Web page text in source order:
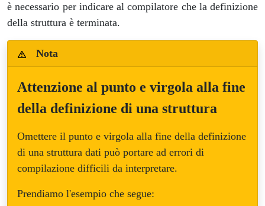
è necessario per indicare al compilatore che la definizione
della struttura è terminata.
Nota
Attenzione al punto e virgola alla fine
della definizione di una struttura
Omettere il punto e virgola alla fine della definizione
di una struttura dati può portare ad errori di
compilazione difficili da interpretare.
Prendiamo l'esempio che segue: